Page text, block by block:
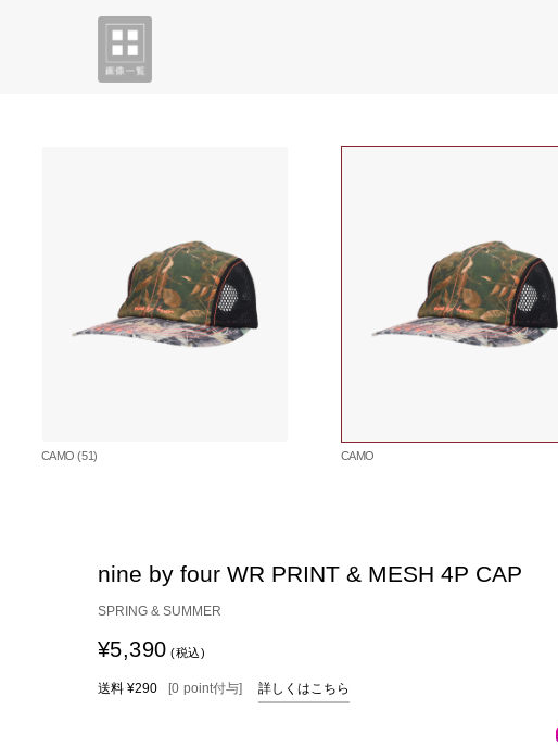
CAMO (51) CAMO
nine by four WR PRINT & MESH 4P CAP
SPRING & SUMMER
¥5,390 (税込)
送料 ¥290 [0 point付与] 詳しくはこちら